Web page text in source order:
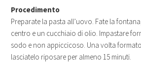
Procedimento
Preparate la pasta all’uovo. Fate la
centro e un cucchiaio di olio. Impastare
sodo e non appiccicoso. Una volta
lasciatelo riposare per almeno 15 minuti.